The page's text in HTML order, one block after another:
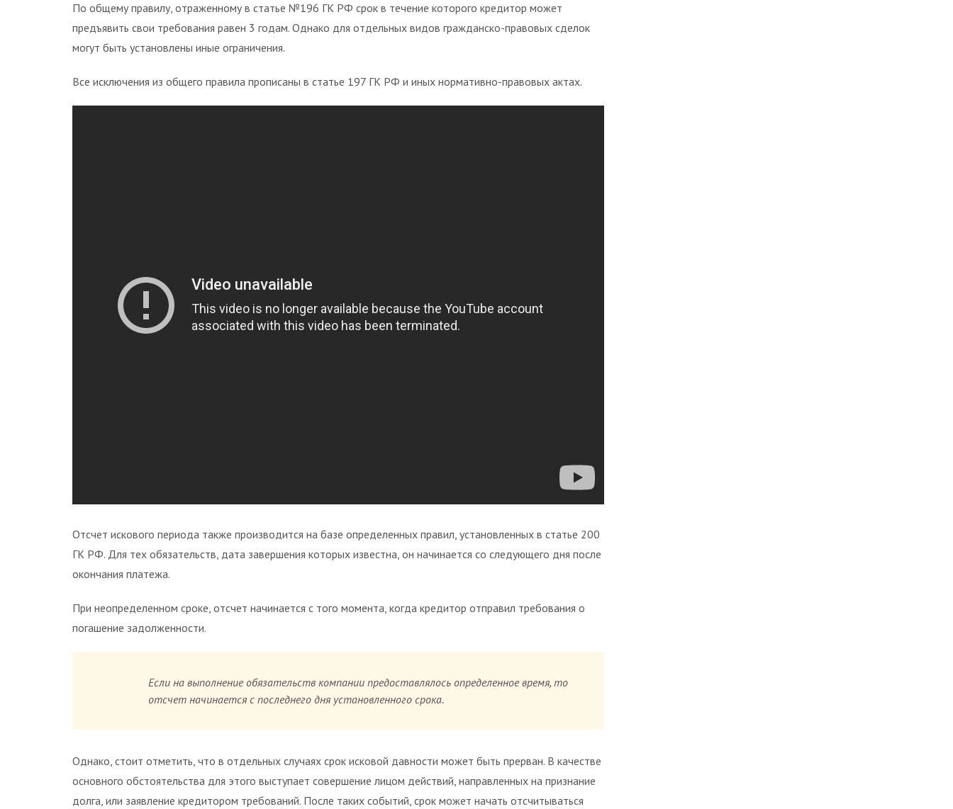
По общему правилу, отраженному в статье №196 ГК РФ срок в течение которого кредитор может
предъявить свои требования равен 3 годам. Однако для отдельных видов гражданско-правовых сделок
могут быть установлены иные ограничения.
Все исключения из общего правила прописаны в статье 197 ГК РФ и иных нормативно-правовых актах.
Отсчет искового периода также производится на базе определенных правил, установленных в статье 200
ГК РФ. Для тех обязательств, дата завершения которых известна, он начинается со следующего дня после
окончания платежа.
При неопределенном сроке, отсчет начинается с того момента, когда кредитор отправил требования о
погашение задолженности.
Если на выполнение обязательств компании предоставлялось определенное время, то
отсчет начинается с последнего дня установленного срока.
Однако, стоит отметить, что в отдельных случаях срок исковой давности может быть прерван. В качестве
основного обстоятельства для этого выступает совершение лицом действий, направленных на признание
долга, или заявление кредитором требований. После таких событий, срок может начать отсчитываться